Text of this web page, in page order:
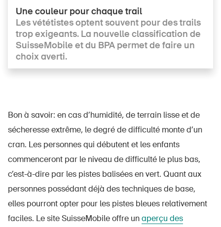
Une couleur pour chaque trail
Les vététistes optent souvent pour des trails
trop exigeants. La nouvelle clas­si­fi­ca­ti­on de
SuisseMobile et du BPA permet de faire un
choix averti.
Bon à savoir: en cas d’humidité, de terrain lisse et de
sécheresse extrême, le degré de difficulté monte d’un
cran. Les personnes qui débutent et les enfants
commenceront par le niveau de difficulté le plus bas,
c’est-à-dire par les pistes balisées en vert. Quant aux
personnes possédant déjà des techniques de base,
elles pourront opter pour les pistes bleues relativement
faciles. Le site SuisseMobile offre unaperçu des